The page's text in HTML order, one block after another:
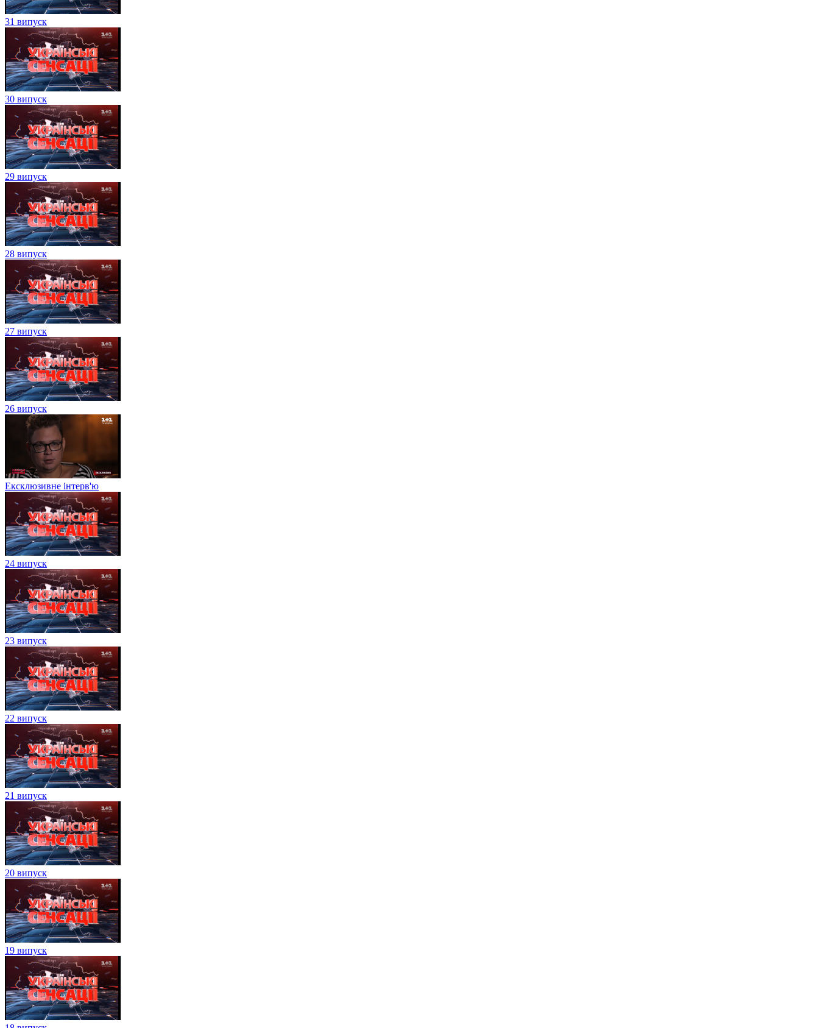
31 випуск
30 випуск
29 випуск
28 випуск
27 випуск
26 випуск
Ексклюзивне інтерв'ю
24 випуск
23 випуск
22 випуск
21 випуск
20 випуск
19 випуск